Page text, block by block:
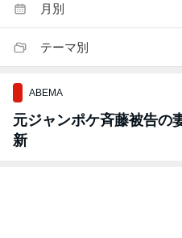
月別
テーマ別
ABEMA
元ジャンポケ斉藤被告の
新